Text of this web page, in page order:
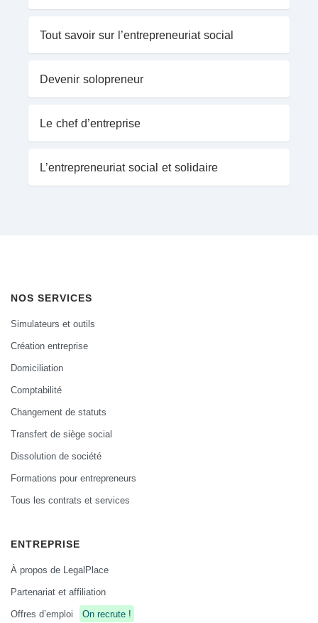
Tout savoir sur l’entrepreneuriat social
Devenir solopreneur
Le chef d’entreprise
L’entrepreneuriat social et solidaire
NOS SERVICES
Simulateurs et outils
Création entreprise
Domiciliation
Comptabilité
Changement de statuts
Transfert de siège social
Dissolution de société
Formations pour entrepreneurs
Tous les contrats et services
ENTREPRISE
À propos de LegalPlace
Partenariat et affiliation
Offres d’emploi
On recrute !